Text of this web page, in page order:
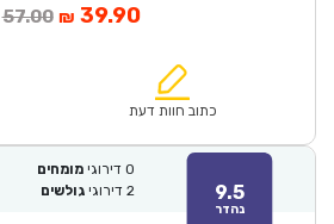
57.00המחיר
₪57.00.
₪ 39.90המחיר
הוא:
כתוב חוות דעת
9.5
נהדר
0 דירוגי מומחים
2 דירוגי גולשים